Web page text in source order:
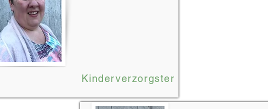
Kinderverzorgster